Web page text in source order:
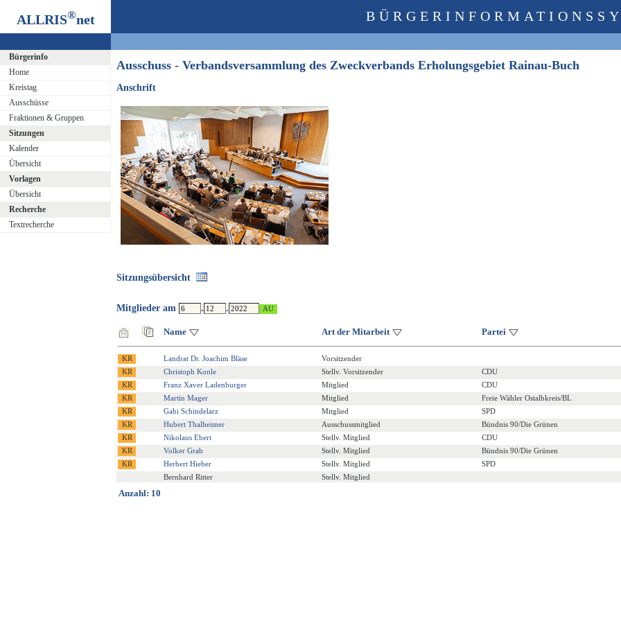
ALLRIS®net
Bürgerinfo
Home
Kreistag
Ausschüsse
Fraktionen & Gruppen
Sitzungen
Kalender
Übersicht
Vorlagen
Übersicht
Recherche
Textrecherche
Ausschuss - Verbandsversammlung des Zweckverbands Erholungsgebiet Rainau-Buch
Anschrift
Sitzungsübersicht
Mitglieder am . .
Name Art der Mitarbeit Partei
Landrat Dr. Joachim Bläse Vorsitzender
Christoph Konle
Stellv. Vorsitzender CDU
Franz Xaver Ladenburger
Mitglied CDU
Martin Mager
Mitglied Freie Wähler Ostalbkreis/BL
Gabi Schindelarz
Mitglied SPD
Hubert Thalheimer
Ausschussmitglied Bündnis 90/Die Grünen
Nikolaus Ebert
Stellv. Mitglied CDU
Volker Grab
Stellv. Mitglied Bündnis 90/Die Grünen
Herbert Hieber
Stellv. Mitglied SPD
Bernhard Ritter
Stellv. Mitglied
Anzahl: 10